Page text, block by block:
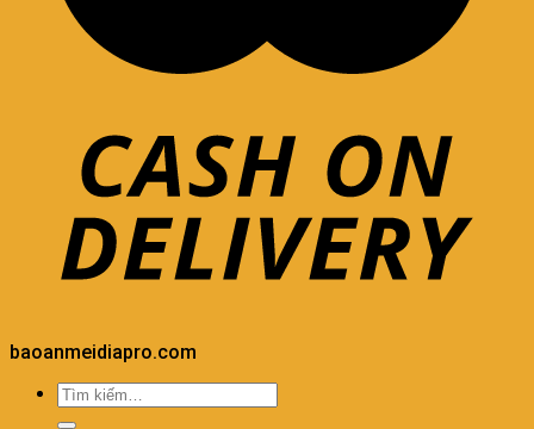
baoanmeidiapro.com